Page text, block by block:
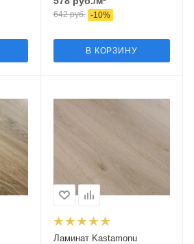
642руб. -10%
В КОРЗИНУ
Ламинат Kastamonu